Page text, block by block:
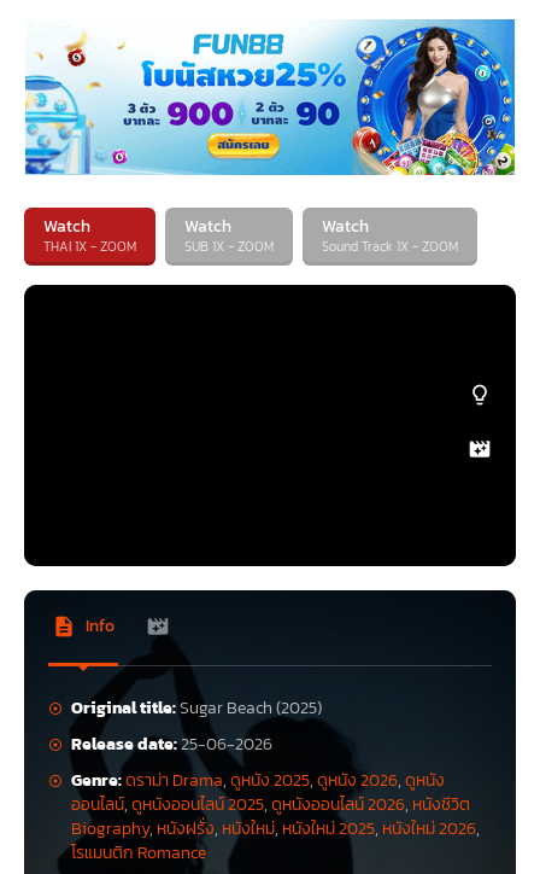
Watch
THAI 1X - ZOOM
Watch
SUB 1X - ZOOM
Watch
Sound Track 1X - ZOOM
Info
Original title:Sugar Beach (2025)
Release date:25-06-2026
Genre:ดราม่า Drama,ดูหนัง 2025,ดูหนัง 2026,ดูหนัง
ออนไลน์,ดูหนังออนไลน์ 2025,ดูหนังออนไลน์ 2026, หนังชีวิต
Biography, หนังฝรั่ง, หนังใหม่, หนังใหม่ 2025, หนังใหม่ 2026,
โรแมนติก Romance